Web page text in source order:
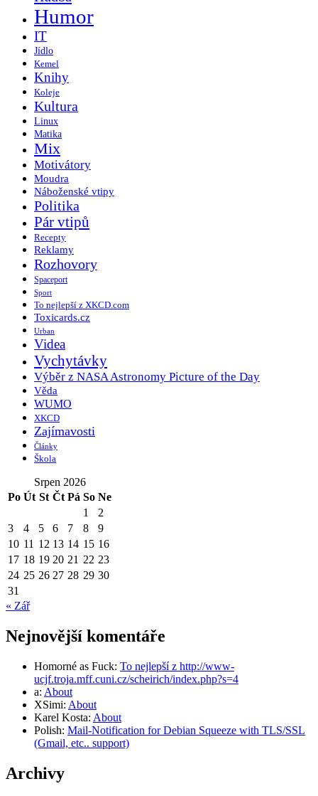
Humor
IT
Jídlo
Kemel
Knihy
Koleje
Kultura
Linux
Matika
Mix
Motivátory
Moudra
Náboženské vtipy
Politika
Pár vtipů
Recepty
Reklamy
Rozhovory
Spaceport
Sport
To nejlepší z XKCD.com
Toxicards.cz
Urban
Videa
Vychytávky
Výběr z NASA Astronomy Picture of the Day
Věda
WUMO
XKCD
Zajímavosti
Články
Škola
Srpen 2026
Po Út St Čt Pá So Ne
1
2
3
4 5 6 7 8
9
10 11 12 13 14 15 16
17 18 19 20 21 22 23
24 25 26 27 28 29 30
31
« Zář
Nejnovější komentáře
Homorné as Fuck: To nejlepší z http://www-
ucjf.troja.mff.cuni.cz/scheirich/index.php?s=4
a: About
XSimi: About
Karel Kosta: About
Polish: Mail-Notification for Debian Squeeze with TLS/SSL
(Gmail, etc.. support)
Archivy